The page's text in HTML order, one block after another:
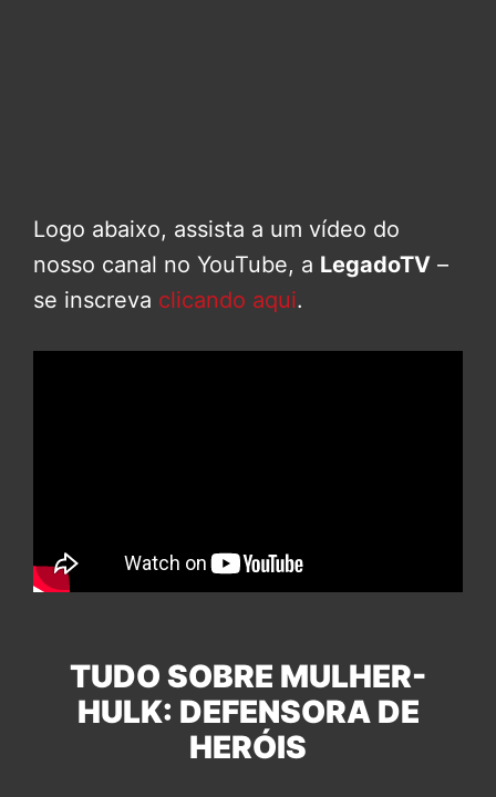
Logo abaixo, assista a um vídeo do
nosso canal no YouTube, a LegadoTV –
se inscreva clicando aqui.
TUDO SOBRE MULHER-
HULK: DEFENSORA DE
HERÓIS